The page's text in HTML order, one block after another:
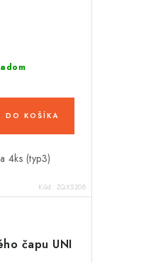
DO KOŠÍKA
4ks (typ3)
Kód: ZQX5208
čapu UNI